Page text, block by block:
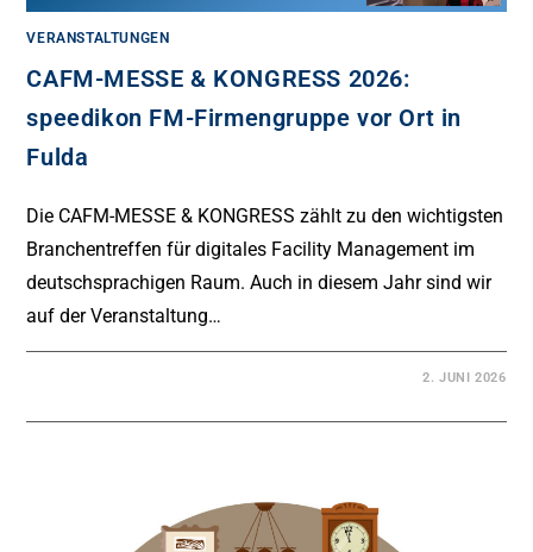
VERANSTALTUNGEN
CAFM-MESSE & KONGRESS 2026:
speedikon FM-Firmengruppe vor Ort in
Fulda
Die CAFM-MESSE & KONGRESS zählt zu den wichtigsten
Branchentreffen für digitales Facility Management im
deutschsprachigen Raum. Auch in diesem Jahr sind wir
auf der Veranstaltung…
2. JUNI 2026